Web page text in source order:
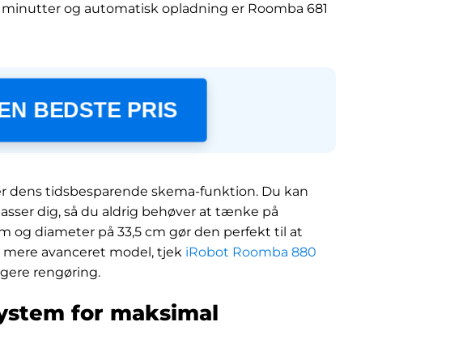
og automatisk opladning er Roomba 681
BEDSTE PRIS
dens tidsbesparende skema-funktion. Du kan
dig, så du aldrig behøver at tænke på
og diameter på 33,5 cm gør den perfekt til at
avanceret model, tjek iRobot Roomba 880
rengøring.
for maksimal